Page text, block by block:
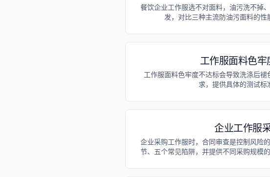
餐饮企业工作服选不对面料，油污洗不掉
发，对比三种主流防油污面料的性
工作服面料色
工作服面料色牢度不达标会导致洗涤后
求，提供具体的测试标
企业工作服
企业采购工作服时，合同审查是控制风险
节、五个常见陷阱，并提供不同采购规模